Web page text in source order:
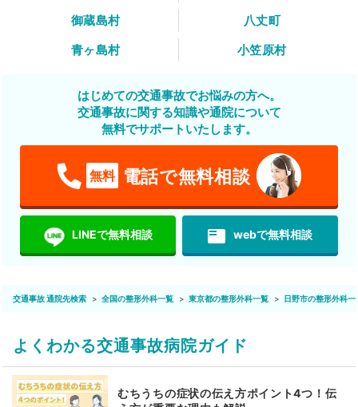
御蔵島村
八丈町
青ヶ島村
小笠原村
はじめての交通事故でお悩みの方へ。
交通事故に関する知識や通院について
無料でサポートいたします。
無料 電話で無料相談
LINEで無料相談 featured_play_list webで無料相談
交通事故 通院先検索 全国の整形外科一覧 東京都の整形外科一覧 日野市の整形外科一
よくわかる交通事故病院ガイド
むちうちの症状の伝え方ポイント4つ！伝